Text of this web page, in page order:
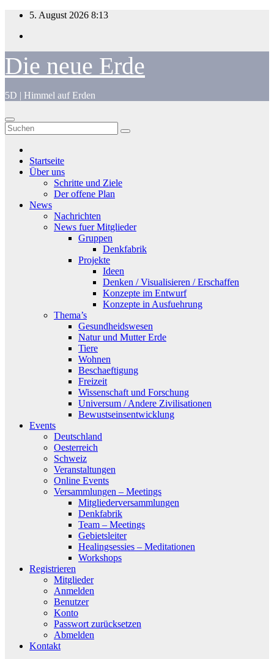
Zum
springen
5. August 2026 8:13
Die neue Erde
5D | Himmel auf Erden
Startseite
Über uns
Schritte und Ziele
Der offene Plan
News
Nachrichten
News fuer Mitglieder
Gruppen
Denkfabrik
Projekte
Ideen
Denken / Visualisieren / Erschaffen
Konzepte im Entwurf
Konzepte in Ausfuehrung
Thema’s
Gesundheidswesen
Natur und Mutter Erde
Tiere
Wohnen
Beschaeftigung
Freizeit
Wissenschaft und Forschung
Universum / Andere Zivilisationen
Bewustseinsentwicklung
Events
Deutschland
Oesterreich
Schweiz
Veranstaltungen
Online Events
Versammlungen – Meetings
Mitgliederversammlungen
Denkfabrik
Team – Meetings
Gebietsleiter
Healingsessies – Meditationen
Workshops
Registrieren
Mitglieder
Anmelden
Benutzer
Konto
Passwort zurücksetzen
Abmelden
Kontakt